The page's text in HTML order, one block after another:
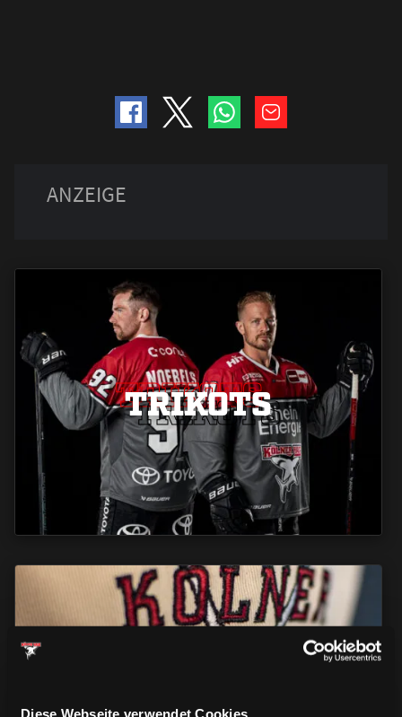
Diese Webseite verwendet Cookies
TRIKOTS
TRIKOTS
TRIKOTS
CAPS & CO
CAPS & CO